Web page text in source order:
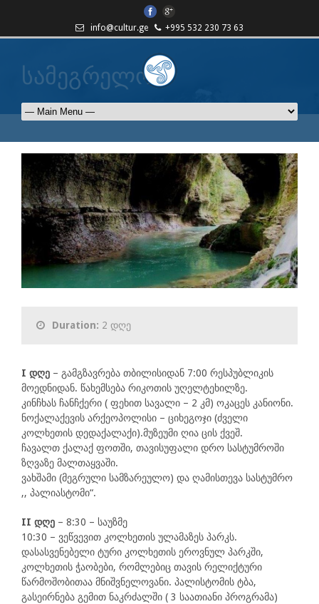
info@cultur.ge +995 532 230 73 63
სამეგრელო
Duration: 2 დღე
I დღე – გამგზავრება თბილისიდან 7:00 რესპუბლიკის
მოედნიდან. წახემსება რიკოთის უღელტეხილზე.
კინჩხას ჩანჩქერი ( ფეხით სავალი – 2 კმ) ოკაცეს კანიონი.
ნოქალაქევის არქეოპოლისი – ციხეგოჯი (ძველი
კოლხეთის დედაქალაქი).მუზეუმი ღია ცის ქვეშ.
ჩავალთ ქალაქ ფოთში, თავისუფალი დრო სასტუმროში
ზღვაზე მალთაყვაში.
ვახშამი (მეგრული სამზარეულო) და ღამისთევა სასტუმრო
,, პალიასტომი“.
II დღე – 8:30 – საუზმე
10:30 – ვეწვევით კოლხეთის ულამაზეს პარკს.
დასასვენებელი ტური კოლხეთის ეროვნულ პარკში,
კოლხეთის ჭაობები, რომლებიც თავის რელიქტური
წარმოშობითაა მნიშვნელოვანი. პალისტომის ტბა,
გასეირნება გემით ნაკრძალში ( 3 საათიანი პროგრამა)